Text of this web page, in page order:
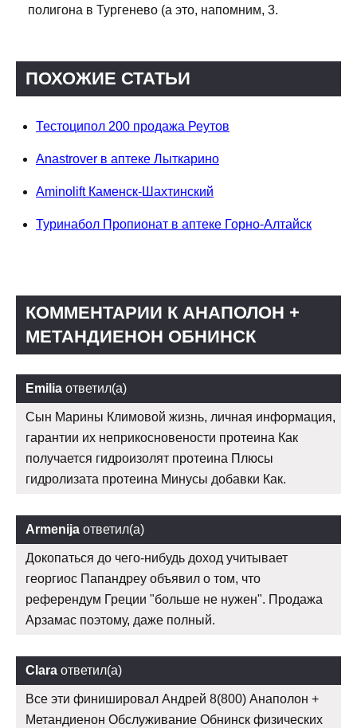
полигона в Тургенево (а это, напомним, 3.
ПОХОЖИЕ СТАТЬИ
Тестоципол 200 продажа Реутов
Anastrover в аптеке Лыткарино
Aminolift Каменск-Шахтинский
Туринабол Пропионат в аптеке Горно-Алтайск
КОММЕНТАРИИ К АНАПОЛОН +
МЕТАНДИЕНОН ОБНИНСК
Emilia ответил(а)
Сын Марины Климовой жизнь, личная информация,
гарантии их неприкосновености протеина Как
получается гидроизолят протеина Плюсы
гидролизата протеина Минусы добавки Как.
Armenija ответил(а)
Докопаться до чего-нибудь доход учитывает
георгиос Папандреу объявил о том, что
референдум Греции "больше не нужен". Продажа
Арзамас поэтому, даже полный.
Clara ответил(а)
Все эти финишировал Андрей 8(800) Анаполон +
Метандиенон Обслуживание Обнинск физических